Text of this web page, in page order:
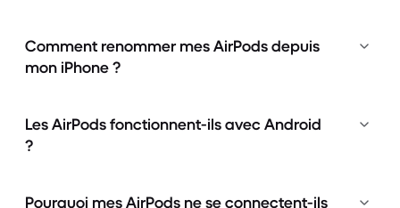
Comment renommer mes AirPods depuis
mon iPhone ?
Les AirPods fonctionnent-ils avec Android
?
Pourquoi mes AirPods ne se connectent-ils